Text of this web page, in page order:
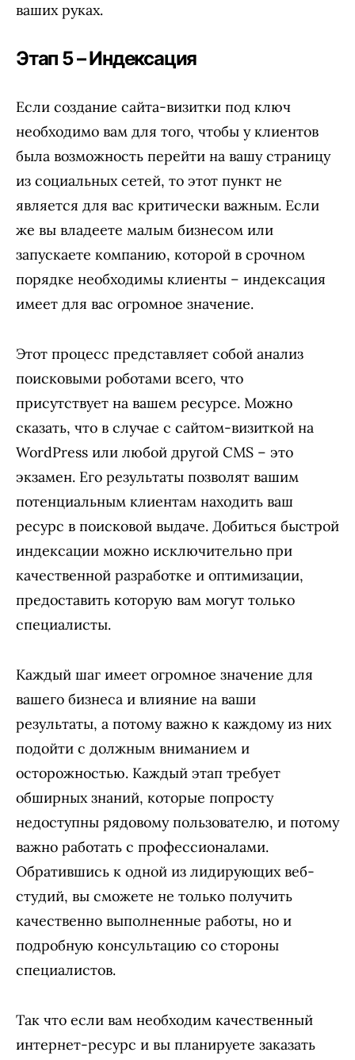
ваших руках.
Этап 5 – Индексация
Если создание сайта-визитки под ключ
необходимо вам для того, чтобы у клиентов
была возможность перейти на вашу страницу
из социальных сетей, то этот пункт не
является для вас критически важным. Если
же вы владеете малым бизнесом или
запускаете компанию, которой в срочном
порядке необходимы клиенты – индексация
имеет для вас огромное значение.
Этот процесс представляет собой анализ
поисковыми роботами всего, что
присутствует на вашем ресурсе. Можно
сказать, что в случае с сайтом-визиткой на
WordPress или любой другой CMS – это
экзамен. Его результаты позволят вашим
потенциальным клиентам находить ваш
ресурс в поисковой выдаче. Добиться быстрой
индексации можно исключительно при
качественной разработке и оптимизации,
предоставить которую вам могут только
специалисты.
Каждый шаг имеет огромное значение для
вашего бизнеса и влияние на ваши
результаты, а потому важно к каждому из них
подойти с должным вниманием и
осторожностью. Каждый этап требует
обширных знаний, которые попросту
недоступны рядовому пользователю, и потому
важно работать с профессионалами.
Обратившись к одной из лидирующих веб-
студий, вы сможете не только получить
качественно выполненные работы, но и
подробную консультацию со стороны
специалистов.
Так что если вам необходим качественный
интернет-ресурс и вы планируете заказать